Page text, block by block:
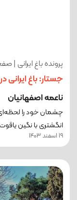
پرونده باغ ایرانی |
جستار: باغ ایرانی
ناعمه اصفهانیان
چشمان خود را
انگشتری با نگین
19 اسفند 1403